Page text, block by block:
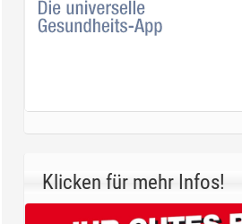
Klicken für mehr Infos!